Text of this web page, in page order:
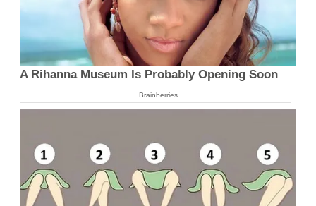
A Rihanna Museum Is Probably Opening Soon
Brainberries